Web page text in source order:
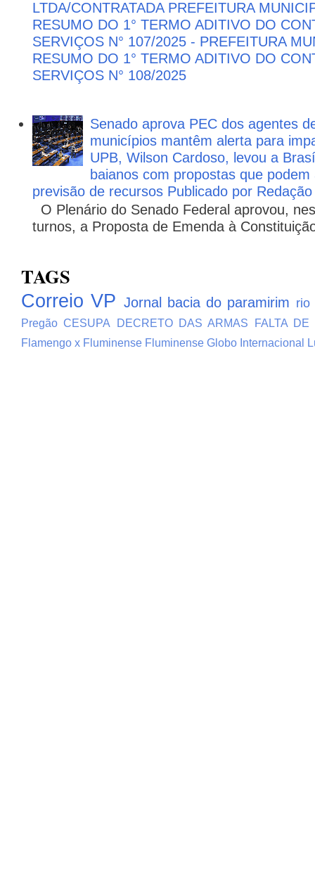
LTDA/CONTRATADA PREFEITURA
RESUMO DO 1° TERMO ADITIVO DO
SERVIÇOS N° 107/2025 - PREFEITURA
RESUMO DO 1° TERMO ADITIVO DO
SERVIÇOS N° 108/2025
Senado aprova PEC dos agentes
municípios mantêm alerta para
UPB, Wilson Cardoso, levou a
baianos com propostas que
previsão de recursos Publicado por
O Plenário do Senado Federal aprovou,
turnos, a Proposta de Emenda à
TAGS
Correio VP Jornal bacia do paramirim rio
Pregão CESUPA DECRETO DAS ARMAS
FALTA DE
Flamengo x Fluminense Fluminense Globo Internacional